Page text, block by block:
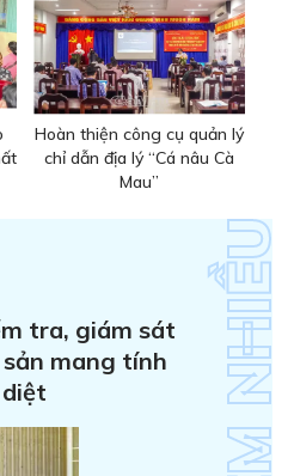
Hoàn thiện công cụ quản lý
chỉ dẫn địa lý “Cá nâu Cà
Mau”
tra, giám sát
mang tính